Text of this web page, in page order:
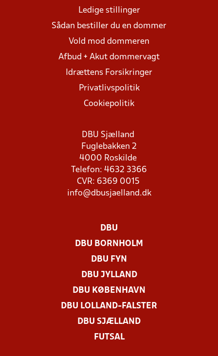
Ledige stillinger
Sådan bestiller du en dommer
Vold mod dommeren
Afbud + Akut dommervagt
Idrættens Forsikringer
Privatlivspolitik
Cookiepolitik
DBU Sjælland
Fuglebakken 2
4000 Roskilde
Telefon: 4632 3366
CVR: 6369 0015
info@dbusjaelland.dk
DBU
DBU BORNHOLM
DBU FYN
DBU JYLLAND
DBU KØBENHAVN
DBU LOLLAND-FALSTER
DBU SJÆLLAND
FUTSAL